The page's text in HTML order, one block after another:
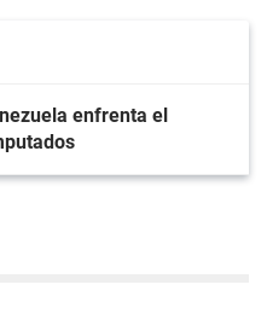
enfrenta el